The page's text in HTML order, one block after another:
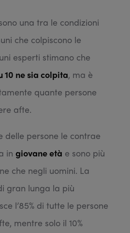
una tra le condizioni
che colpiscono le
esperti stimano che
10 ne sia colpita, ma è
quante persone
afte.
delle persone le contrae
in giovane età e sono più
che negli uomini. La
gran lunga la più
l’85% di tutte le persone
mentre solo il 10%